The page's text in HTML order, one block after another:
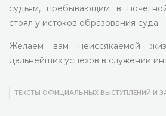
судьям, пребывающим в
стоял у истоков образования суда.
Желаем вам неиссякаемой
дальнейших успехов в служении
ТЕКСТЫ ОФИЦИАЛЬНЫХ ВЫСТУПЛЕНИЙ И